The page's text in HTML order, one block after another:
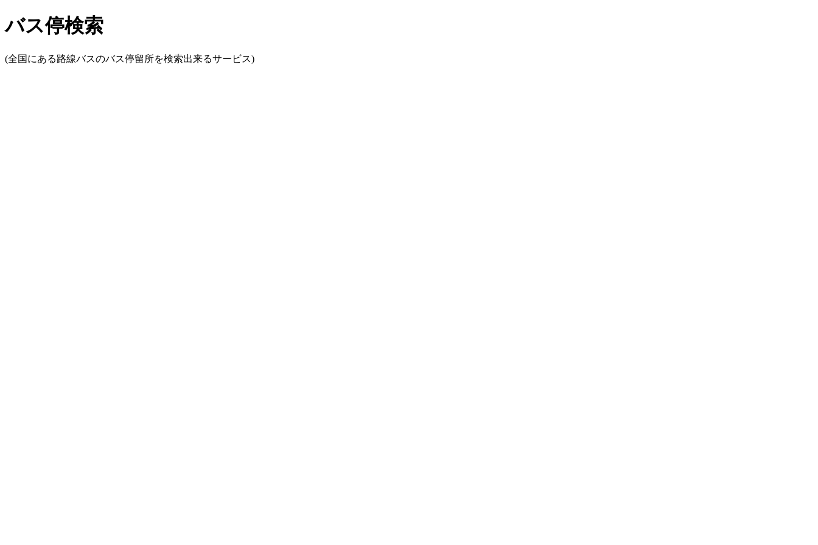
バス停検索
(全国にある路線バスのバス停留所を検索出来るサービス)